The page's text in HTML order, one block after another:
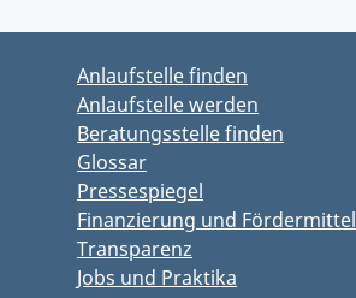
Anlaufstelle finden
Anlaufstelle werden
Beratungsstelle finden
Glossar
Pressespiegel
Finanzierung und Fördermittel
Transparenz
Jobs und Praktika